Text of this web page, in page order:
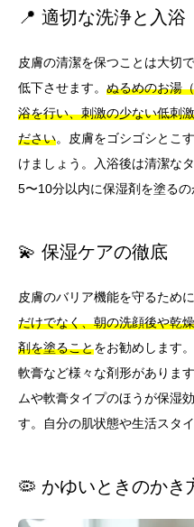
📍 適切な洗浄と入浴
皮膚の清潔を保つことは大切
低下させます。 ぬるめのお湯
浴を行い、刺激の少ない低刺
ださい。皮膚をゴシゴシとこ
けましょう。入浴後は清潔な
5〜10分以内に保湿剤を塗るの
💫 保湿ケアの徹底
皮膚のバリア機能を守るため
だけでなく、朝の洗顔後や乾
剤を塗ることをお勧めします
軟膏など様々な剤形がありま
ムや軟膏タイプのほうが保湿
す。自分の肌状態や生活スタ
🦠 かゆいときのかき